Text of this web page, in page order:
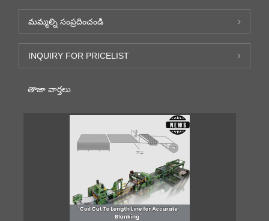
మమ్మల్ని సంప్రదించండి
INQUIRY FOR PRICELIST
తాజా వార్తలు